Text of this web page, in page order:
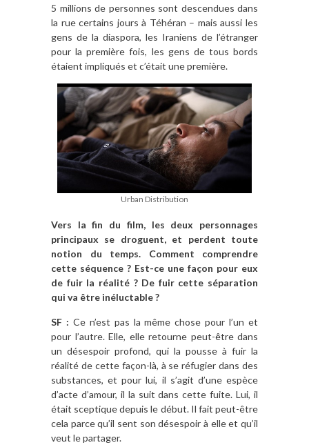
5 millions de personnes sont descendues dans
la rue certains jours à Téhéran – mais aussi les
gens de la diaspora, les Iraniens de l’étranger
pour la première fois, les gens de tous bords
étaient impliqués et c’était une première.
Urban Distribution
Vers la fin du film, les deux personnages
principaux se droguent, et perdent toute
notion du temps. Comment comprendre
cette séquence ? Est-ce une façon pour eux
de fuir la réalité ? De fuir cette séparation
qui va être inéluctable ?
SF : Ce n’est pas la même chose pour l’un et
pour l’autre. Elle, elle retourne peut-être dans
un désespoir profond, qui la pousse à fuir la
réalité de cette façon-là, à se réfugier dans des
substances, et pour lui, il s’agit d’une espèce
d’acte d’amour, il la suit dans cette fuite. Lui, il
était sceptique depuis le début. Il fait peut-être
cela parce qu’il sent son désespoir à elle et qu’il
veut le partager.